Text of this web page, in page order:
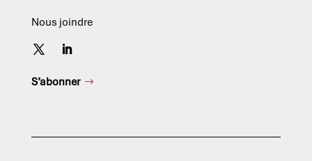
Nous joindre
S’abonner